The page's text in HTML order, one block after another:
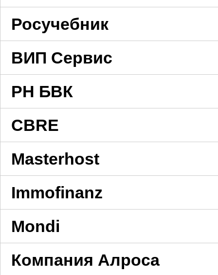
Росучебник
ВИП Сервис
РН БВК
CBRE
Masterhost
Immofinanz
Mondi
Компания Алроса